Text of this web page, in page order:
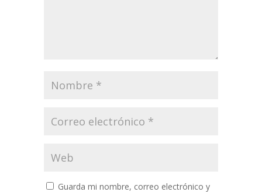
Guarda mi nombre, correo electrónico y